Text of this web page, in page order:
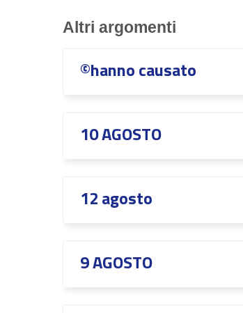
Altri argomenti
©hanno causato
10 AGOSTO
12 agosto
9 AGOSTO